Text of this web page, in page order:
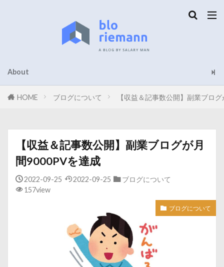
About
HOME ブログについて 【収益＆記事数公開】副業ブロ
【収益＆記事数公開】副業ブログが月
間9000PVを達成
2022-09-25 2022-09-25
ブログについて
157view
ブログについて